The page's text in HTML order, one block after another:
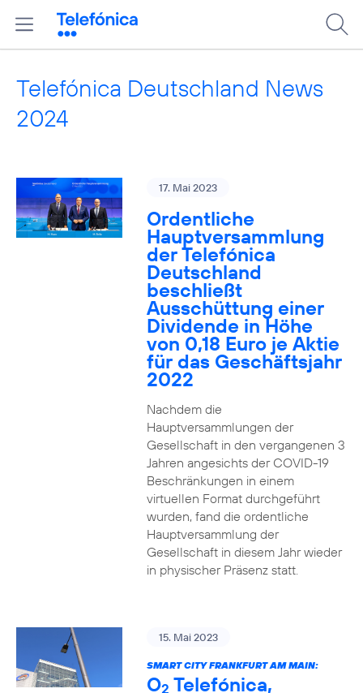
Telefónica Deutschland News
2024
17. Mai 2023
Ordentliche
Hauptversammlung
der Telefónica
Deutschland
beschließt
Ausschüttung einer
Dividende in Höhe
von 0,18 Euro je Aktie
für das Geschäftsjahr
2022
Nachdem die
Hauptversammlungen der
Gesellschaft in den vergangenen 3
Jahren angesichts der COVID-19
Beschränkungen in einem
virtuellen Format durchgeführt
wurden, fand die ordentliche
Hauptversammlung der
Gesellschaft in diesem Jahr wieder
in physischer Präsenz statt.
15. Mai 2023
SMART CITY FRANKFURT AM MAIN:
O2 Telefónica,